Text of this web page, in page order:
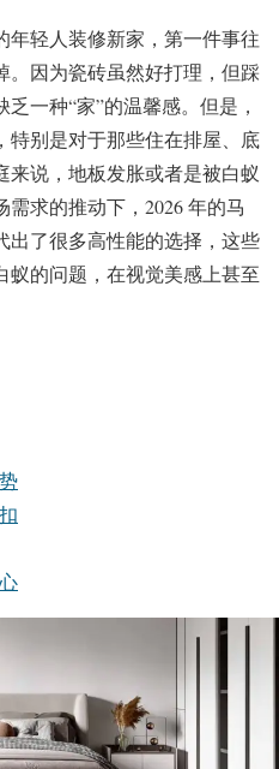
年轻人装修新家，第一件事往
。因为瓷砖虽然好打理，但踩
一种“家”的温馨感。但是，
特别是对于那些住在排屋、底
说，地板发胀或者是被白蚁
求的推动下，2026 年的马
出了很多高性能的选择，这些
蚁的问题，在视觉美感上甚至